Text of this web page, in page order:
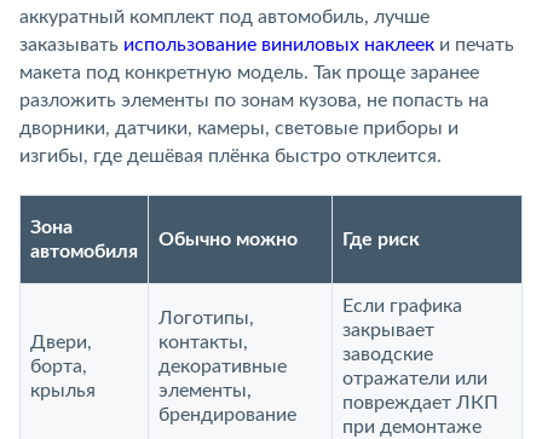
аккуратный комплект под автомобиль, лучше
заказывать использование виниловых наклеек и печать
макета под конкретную модель. Так проще заранее
разложить элементы по зонам кузова, не попасть на
дворники, датчики, камеры, световые приборы и
изгибы, где дешёвая плёнка быстро отклеится.
Зона
автомобиля
Обычно можно Где риск
Двери,
борта,
крылья
Логотипы,
контакты,
декоративные
элементы,
брендирование
Если графика
закрывает
заводские
отражатели или
повреждает ЛКП
при демонтаже